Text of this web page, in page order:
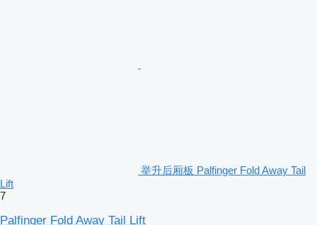
举升后厢板 Palfinger Fold Away Tail
Lift
7
Palfinger Fold Away Tail Lift